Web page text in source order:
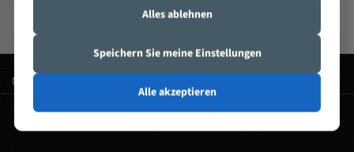
Flott
Meistgesuchte Wörter:
Alles ablehnen
Speichern Sie meine Einstellungen
Alle akzeptieren